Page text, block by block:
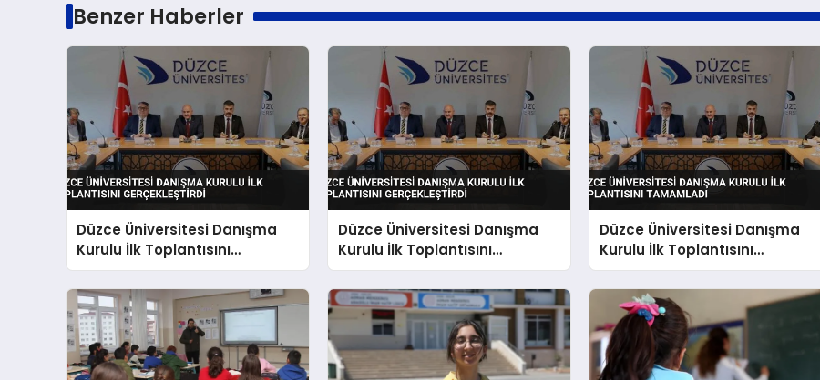
Benzer Haberler
Düzce Üniversitesi Danışma
Kurulu İlk Toplantısını
Gerçekleştirdi
Düzce Üniversitesi Danışma
Kurulu İlk Toplantısını
Gerçekleştirdi
Düzce Üniversitesi Danışma
Kurulu İlk Toplantısını
Tamamladı